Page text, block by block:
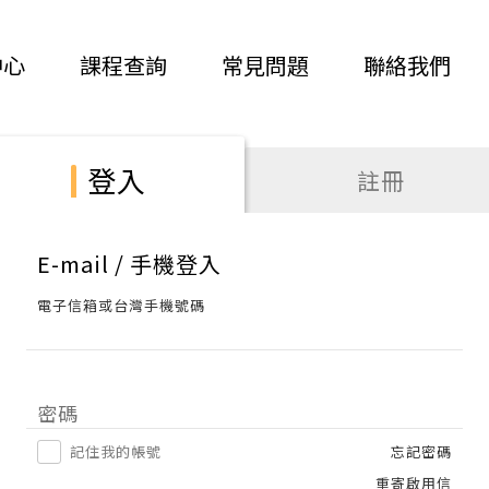
課程查詢 常見問題 聯絡我們
登入 註冊
E-mail / 手機登入
電子信箱或台灣手機號碼
密碼
記住我的帳號
忘記密碼
重寄啟用信